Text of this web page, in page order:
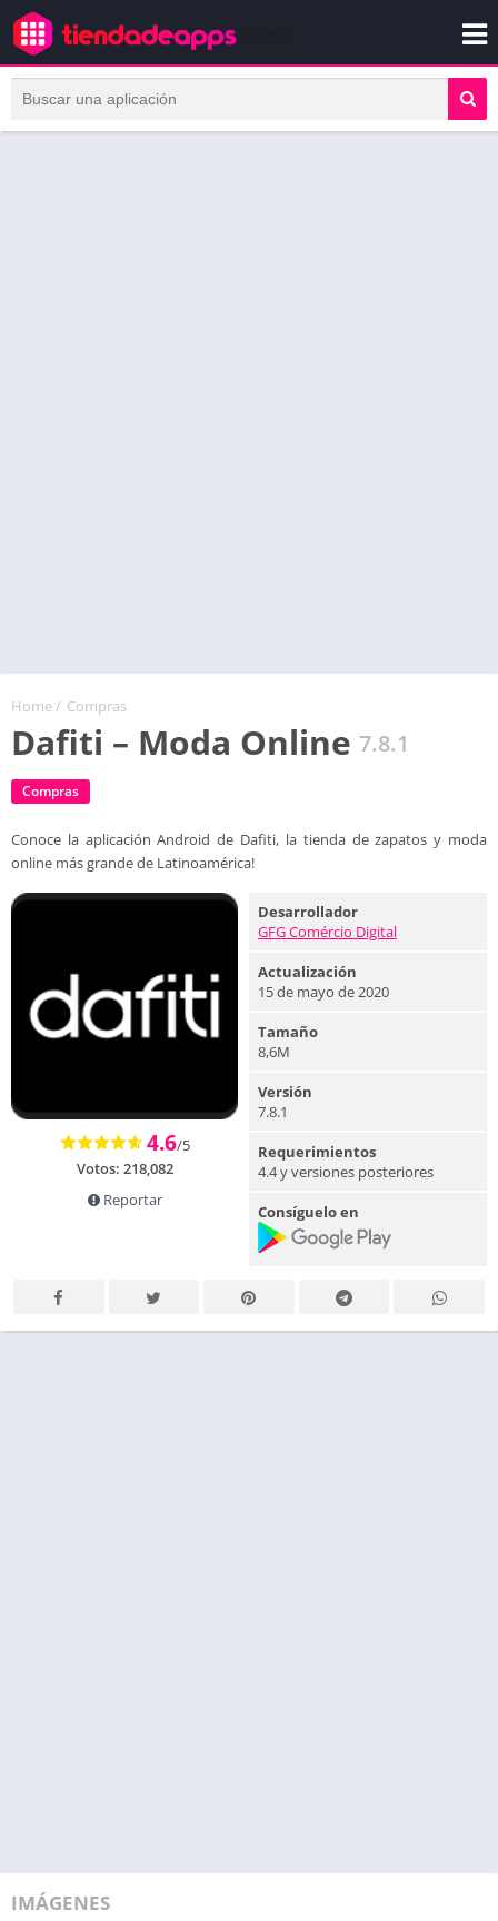
Home/ Compras
Dafiti – Moda Online 7.8.1
Compras
Conoce la aplicación Android de Dafiti, la tienda de zapatos y moda
online más grande de Latinoamérica!
4.6/5
Votos: 218,082
Reportar
Desarrollador
GFG Comércio Digital
Actualización
15 de mayo de 2020
Tamaño
8,6M
Versión
7.8.1
Requerimientos
4.4 y versiones posteriores
Consíguelo en
IMÁGENES